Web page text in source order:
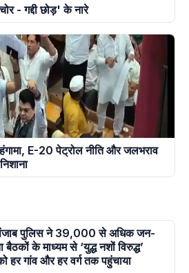
- गद्दी छोड़' के नारे
E-20 पेट्रोल नीति और जलभराव
पुलिस ने 39,000 से अधिक जन-
के माध्यम से ‘युद्ध नशों विरुद्ध’
हर गांव और हर वर्ग तक पहुंचाया